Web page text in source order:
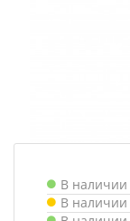
В наличии
В наличии